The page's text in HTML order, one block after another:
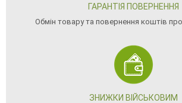
ГАРАНТІЯ ПОВЕРНЕННЯ
Обмін товару та повернення коштів
ЗНИЖКИ ВІЙСЬКОВИМ